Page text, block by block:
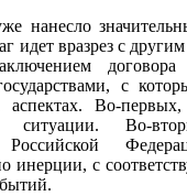
нанесло
идет вразрез с
с
аспектах. Во-
ситуации. Во-
инерции, с